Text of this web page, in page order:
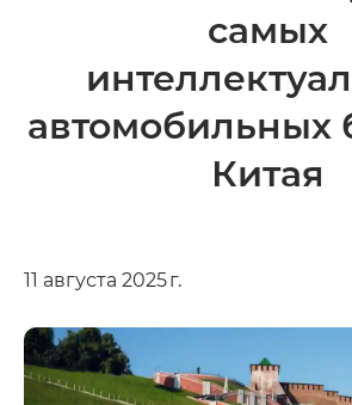
самых
автомобильных
Китая
11 августа 2025 г.